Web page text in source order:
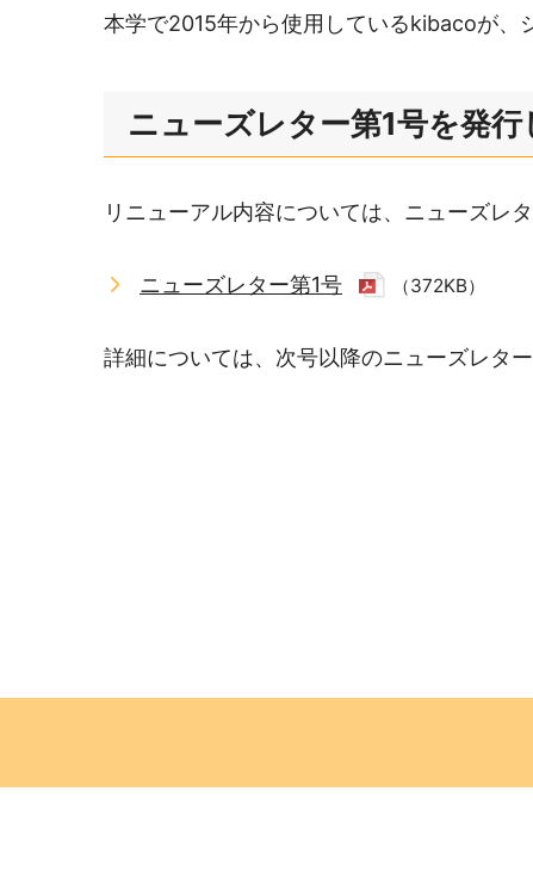
本学で2015年から使用しているkibacoが、
ニューズレター第1号を発行
リニューアル内容については、ニューズレ
ニューズレター第1号 （372KB）
詳細については、次号以降のニューズレタ